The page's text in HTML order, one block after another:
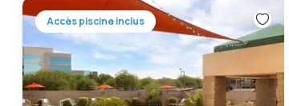
Accès piscine inclus